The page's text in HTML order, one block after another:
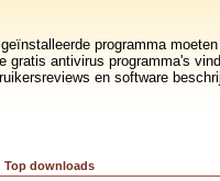
programma
gratis antivirus programma's
en software
Top downloads